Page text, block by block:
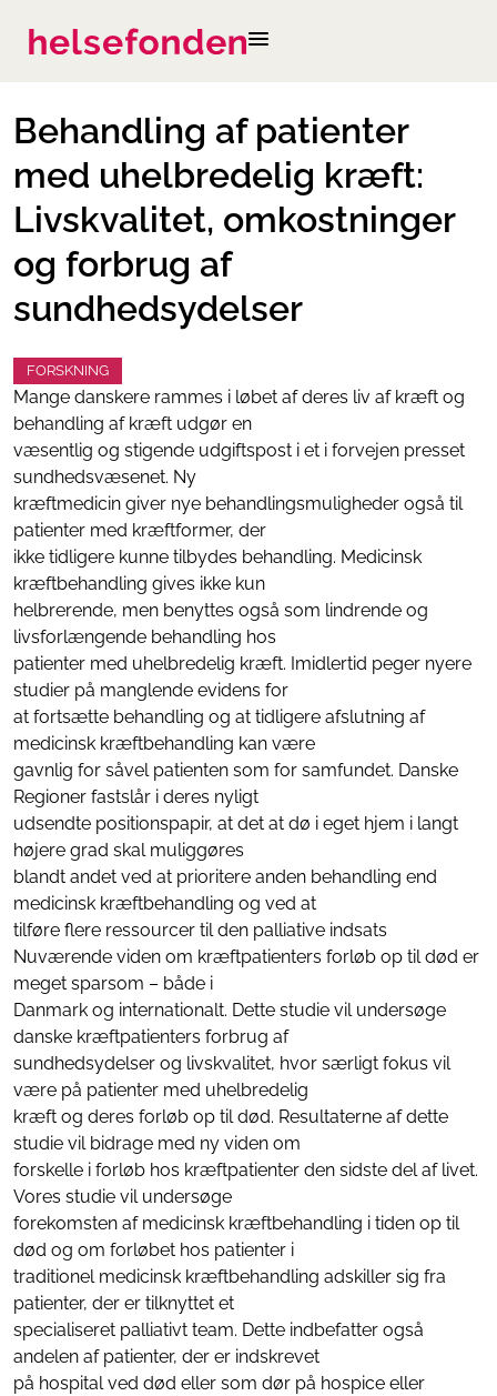
Behandling af patienter
med uhelbredelig kræft:
Livskvalitet, omkostninger
og forbrug af
sundhedsydelser
FORSKNING
Mange danskere rammes i løbet af deres liv af kræft og
behandling af kræft udgør en
væsentlig og stigende udgiftspost i et i forvejen presset
sundhedsvæsenet. Ny
kræftmedicin giver nye behandlingsmuligheder også til
patienter med kræftformer, der
ikke tidligere kunne tilbydes behandling. Medicinsk
kræftbehandling gives ikke kun
helbrerende, men benyttes også som lindrende og
livsforlængende behandling hos
patienter med uhelbredelig kræft. Imidlertid peger nyere
studier på manglende evidens for
at fortsætte behandling og at tidligere afslutning af
medicinsk kræftbehandling kan være
gavnlig for såvel patienten som for samfundet. Danske
Regioner fastslår i deres nyligt
udsendte positionspapir, at det at dø i eget hjem i langt
højere grad skal muliggøres
blandt andet ved at prioritere anden behandling end
medicinsk kræftbehandling og ved at
tilføre flere ressourcer til den palliative indsats
Nuværende viden om kræftpatienters forløb op til død er
meget sparsom – både i
Danmark og internationalt. Dette studie vil undersøge
danske kræftpatienters forbrug af
sundhedsydelser og livskvalitet, hvor særligt fokus vil
være på patienter med uhelbredelig
kræft og deres forløb op til død. Resultaterne af dette
studie vil bidrage med ny viden om
forskelle i forløb hos kræftpatienter den sidste del af livet.
Vores studie vil undersøge
forekomsten af medicinsk kræftbehandling i tiden op til
død og om forløbet hos patienter i
traditionel medicinsk kræftbehandling adskiller sig fra
patienter, der er tilknyttet et
specialiseret palliativt team. Dette indbefatter også
andelen af patienter, der er indskrevet
på hospital ved død eller som dør på hospice eller